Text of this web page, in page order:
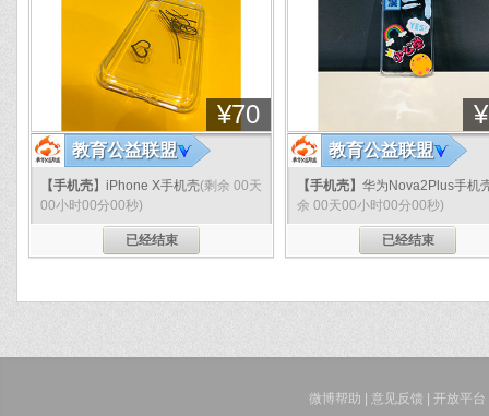
¥70
教育公益联盟
【手机壳】 iPhone X手机壳(剩余 00天
00小时00分00秒)
已经结束
¥
教育公益联盟
【手机壳】 华为Nova2Plus手机
余 00天00小时00分00秒)
已经结束
微博帮助 意见反馈 开放平台